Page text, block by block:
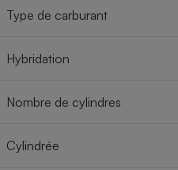
Type de carburant
Hybridation
Nombre de cylindres
Cylindrée